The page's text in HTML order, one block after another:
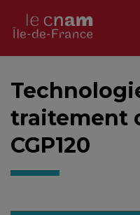
traitement
CGP120